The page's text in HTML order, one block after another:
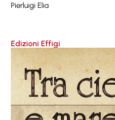
Pierluigi Elia
Edizioni Effigi